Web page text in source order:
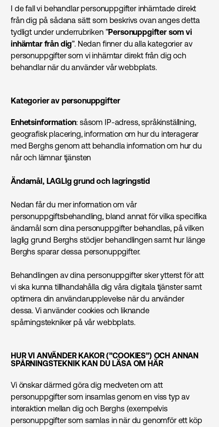
I de fall vi behandlar personuppgifter inhämtade direkt
från dig på sådana sätt som beskrivs ovan anges detta
tydligt under underrubriken ”Personuppgifter som vi
inhämtar från dig”. Nedan finner du alla kategorier av
personuppgifter som vi inhämtar direkt från dig och
behandlar när du använder vår webbplats.
Kategorier av personuppgifter
Enhetsinformation: såsom IP-adress, språkinställning,
geografisk placering, information om hur du interagerar
med Berghs genom att behandla information om hur du
når och lämnar tjänsten
Ändamål, LAGLIg grund och lagringstid
Nedan får du mer information om vår
personuppgiftsbehandling, bland annat för vilka specifika
ändamål som dina personuppgifter behandlas, på vilken
laglig grund Berghs stödjer behandlingen samt hur länge
Berghs sparar dessa personuppgifter.
Behandlingen av dina personuppgifter sker ytterst för att
vi ska kunna tillhandahålla dig våra digitala tjänster samt
optimera din användarupplevelse när du använder
dessa. Vi använder cookies och liknande
spårningstekniker på vår webbplats.
HUR VI ANVÄNDER KAKOR (”COOKIES”) OCH ANNAN
SPÅRNINGSTEKNIK KAN DU LÄSA OM HÄR
Vi önskar därmed göra dig medveten om att
personuppgifter som insamlas genom en viss typ av
interaktion mellan dig och Berghs (exempelvis
personuppgifter som samlas in när du genomför ett köp